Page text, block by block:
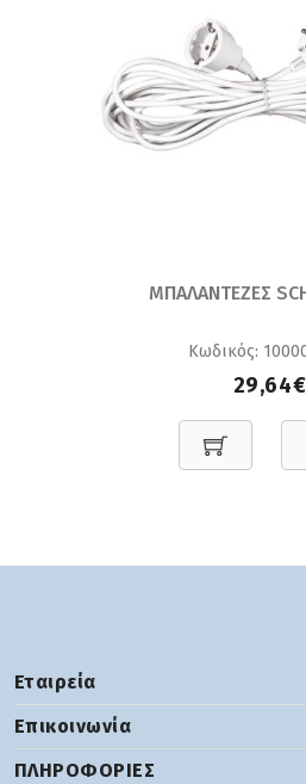
ΜΠΑΛΑΝΤΕΖΕΣ
Κωδικός:
29,64€
Εταιρεία
Επικοινωνία
ΠΛΗΡΟΦΟΡΙΕΣ